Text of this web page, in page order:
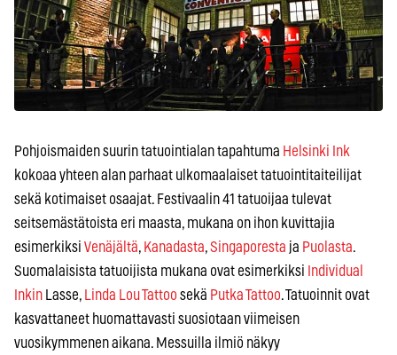
Pohjoismaiden suurin tatuointialan tapahtuma Helsinki Ink
kokoaa yhteen alan parhaat ulkomaalaiset tatuointitaiteilijat
sekä kotimaiset osaajat. Festivaalin 41 tatuoijaa tulevat
seitsemästätoista eri maasta, mukana on ihon kuvittajia
esimerkiksi Venäjältä, Kanadasta,Singaporesta ja Puolasta.
Suomalaisista tatuoijista mukana ovat esimerkiksi Individual
Inkin Lasse, Linda Lou Tattoo sekä Putka Tattoo. Tatuoinnit ovat
kasvattaneet huomattavasti suosiotaan viimeisen
vuosikymmenen aikana. Messuilla ilmiö näkyy